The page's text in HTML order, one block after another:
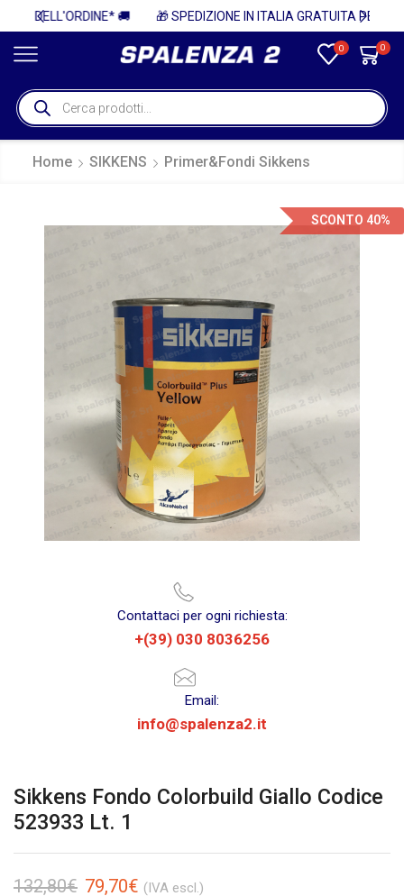
🎁 SPEDIZIONE IN ITALIA GRATUITA PER ORDINI SUPERIORI A 750€ + IVA 🎁
0 0
Home SIKKENS Primer&Fondi Sikkens
SCONTO 40%
Contattaci per ogni richiesta:
+(39) 030 8036256
Email:
info@spalenza2.it
Sikkens Fondo Colorbuild Giallo Codice
523933 Lt. 1
132,80€ 79,70€ (IVA escl.)